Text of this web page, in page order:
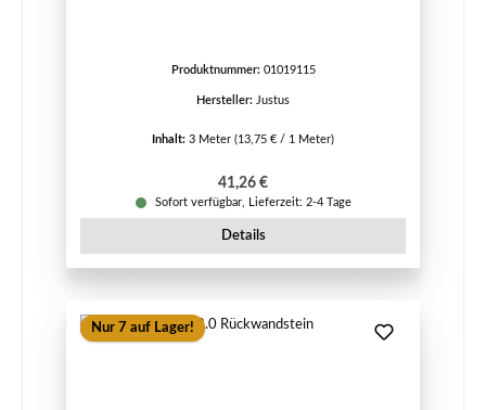
Produktnummer: 01019115
Hersteller: Justus
Inhalt: 3 Meter (13,75 € / 1 Meter)
Regulärer Preis:
41,26 €
Sofort verfügbar, Lieferzeit: 2-4 Tage
Details
Nur 7 auf Lager!